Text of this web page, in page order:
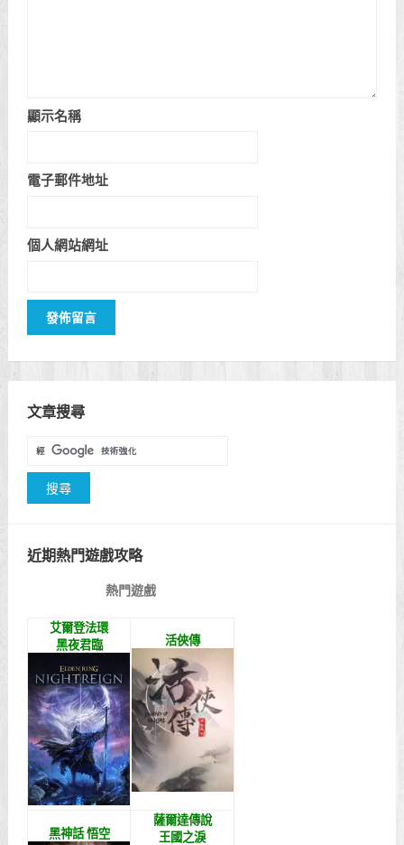
顯示名稱
電子郵件地址
個人網站網址
文章搜尋
近期熱門遊戲攻略
熱門遊戲
艾爾登法環
黑夜君臨
活俠傳
黑神話 悟空
薩爾達傳說
王國之淚